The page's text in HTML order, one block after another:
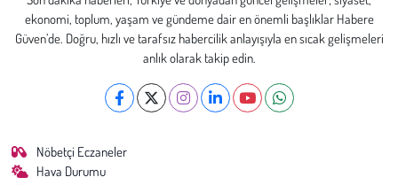
ekonomi, toplum, yaşam ve gündeme dair en önemli başlıklar Habere
Güven’de. Doğru, hızlı ve tarafsız habercilik anlayışıyla en sıcak gelişmeleri
anlık olarak takip edin.
Nöbetçi Eczaneler
Hava Durumu